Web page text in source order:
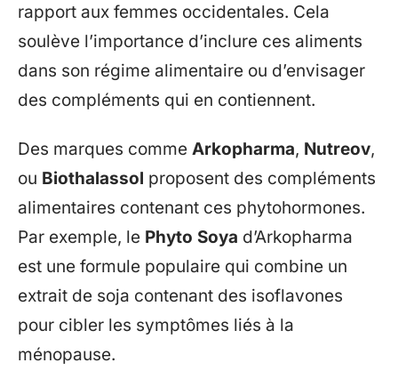
rapport aux femmes occidentales. Cela
soulève l’importance d’inclure ces aliments
dans son régime alimentaire ou d’envisager
des compléments qui en contiennent.
Des marques comme Arkopharma, Nutreov,
ou Biothalassol proposent des compléments
alimentaires contenant ces phytohormones.
Par exemple, le Phyto Soya d’Arkopharma
est une formule populaire qui combine un
extrait de soja contenant des isoflavones
pour cibler les symptômes liés à la
ménopause.